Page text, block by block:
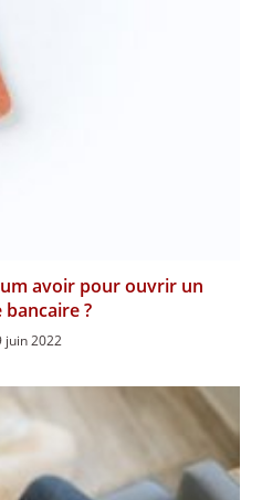
avoir pour ouvrir un
?
juin 2022